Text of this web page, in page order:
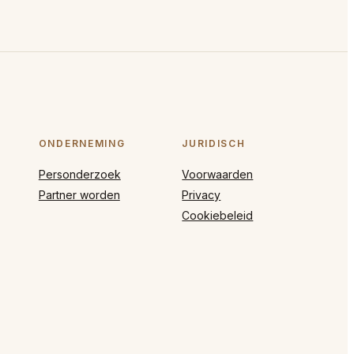
ONDERNEMING
Personderzoek
Partner worden
JURIDISCH
Voorwaarden
Privacy
Cookiebeleid